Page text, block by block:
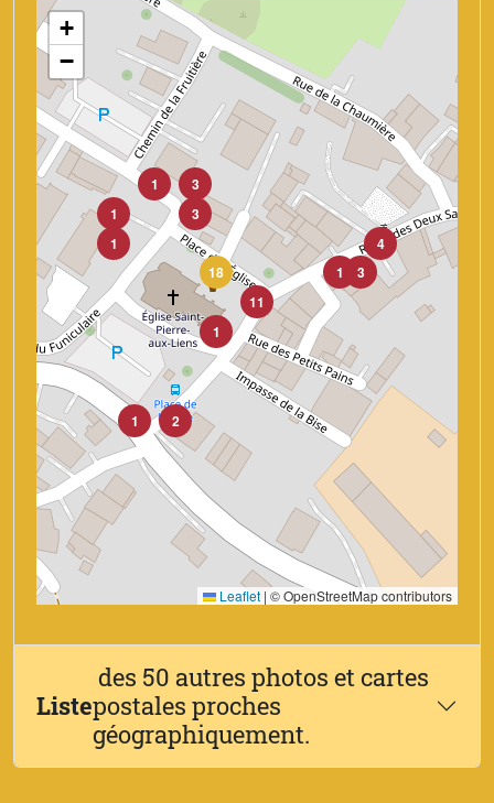
18
3
11
1
3
1
1
1
1
2
3
1
4
+
−
Leaflet | © OpenStreetMap contributors
Liste
des 50 autres photos et cartes
postales proches
géographiquement.